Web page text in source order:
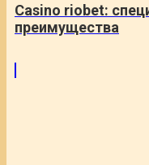
Casino riobet:
преимущества